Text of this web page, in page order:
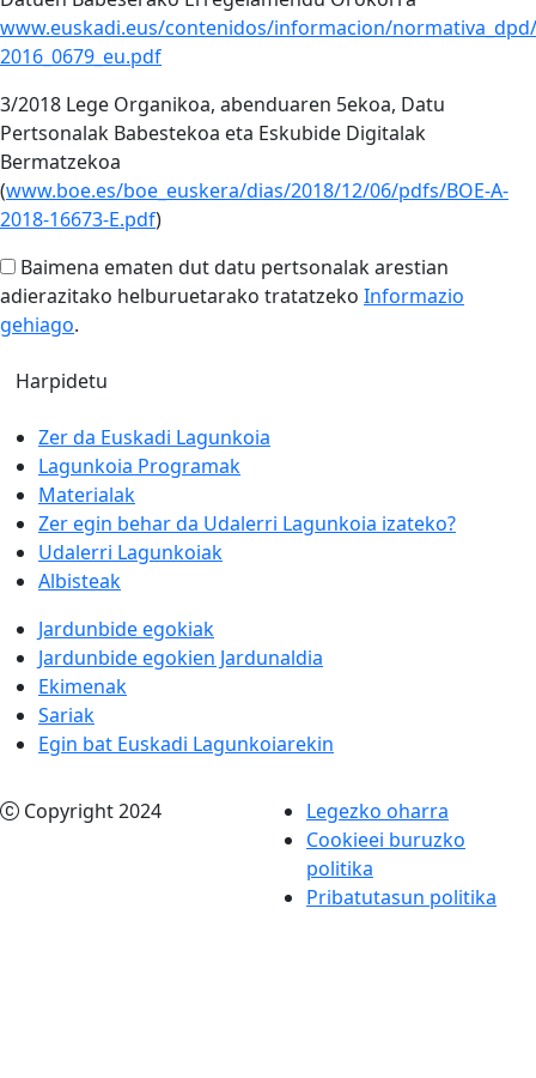
Zer da Euskadi Lagunkoia
Lagunkoia Programak
Materialak
Zer egin behar da Udalerri Lagunkoia izateko?
Udalerri Lagunkoiak
Albisteak
Jardunbide egokiak
Jardunbide egokien Jardunaldia
Ekimenak
Sariak
Egin bat Euskadi Lagunkoiarekin
www.euskadi.eus/contenidos/informacion/
2016_0679_eu.pdf
3/2018 Lege Organikoa, abenduaren 5ekoa, Datu
Pertsonalak Babestekoa eta Eskubide Digitalak
Bermatzekoa
(www.boe.es/boe_euskera/dias/2018/12/06/pdfs/BOE-A-
2018-16673-E.pdf)
Baimena ematen dut datu pertsonalak arestian
adierazitako helburuetarako tratatzeko Informazio
gehiago.
Copyright 2024
Legezko oharra
Cookieei buruzko
politika
Pribatutasun politika